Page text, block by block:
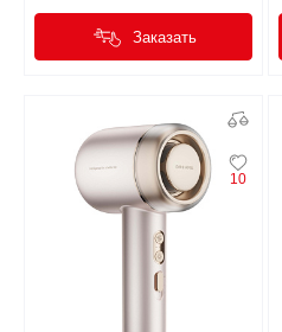
Заказать
10